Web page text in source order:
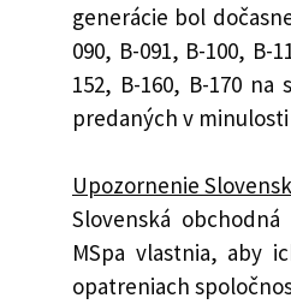
generácie bol
090, B-091, B-100, B-
152, B-160, B-170
predaných v
Upozornenie
Slovenská
MSpa vlastnia, aby
opatreniach